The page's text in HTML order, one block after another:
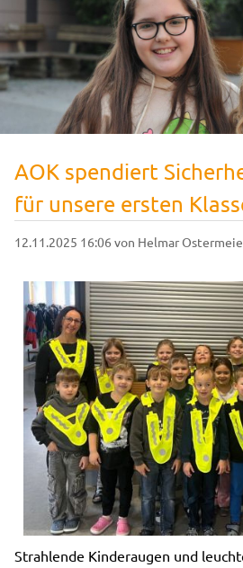
AOK spendiert
für unsere ersten
12.11.2025 16:06 von Helmar
Strahlende Kinderaugen und